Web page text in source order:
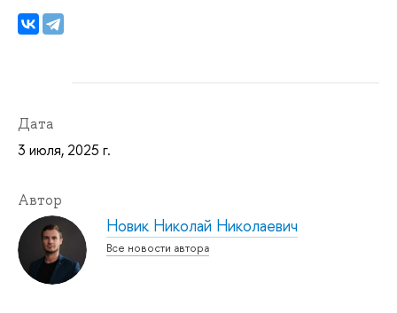
Дата
3 июля, 2025 г.
Автор
Новик Николай Николаевич
Все новости автора